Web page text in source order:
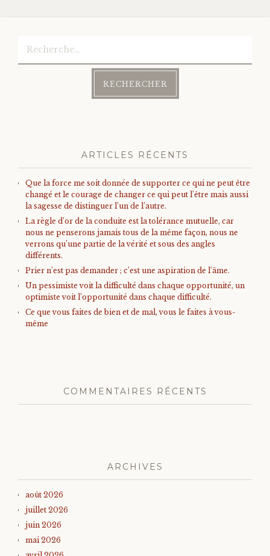
ARTICLES RÉCENTS
Que la force me soit donnée de supporter ce qui ne peut être
changé et le courage de changer ce qui peut l’être mais aussi
la sagesse de distinguer l’un de l’autre.
La règle d’or de la conduite est la tolérance mutuelle, car
nous ne penserons jamais tous de la même façon, nous ne
verrons qu’une partie de la vérité et sous des angles
différents.
Prier n’est pas demander ; c’est une aspiration de l’âme.
Un pessimiste voit la difficulté dans chaque opportunité, un
optimiste voit l’opportunité dans chaque difficulté.
Ce que vous faites de bien et de mal, vous le faites à vous-
même
COMMENTAIRES RÉCENTS
ARCHIVES
août 2026
juillet 2026
juin 2026
mai 2026